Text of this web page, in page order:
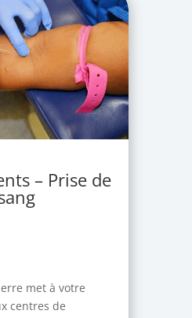
– Prise de
met à votre
centres de